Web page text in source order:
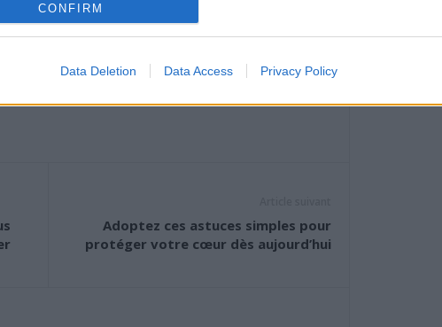
CONFIRM
Data Deletion Data Access Privacy Policy
au fait que, même sans symptôme, le cancer
défi commence : celui de se reconstruire.
Adoptez ces astuces simples pour
protéger votre cœur dès aujourd’hui